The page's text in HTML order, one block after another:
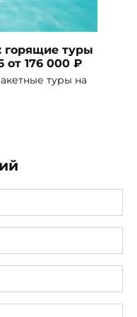
горящие туры
от 176 000 ₽
туры на